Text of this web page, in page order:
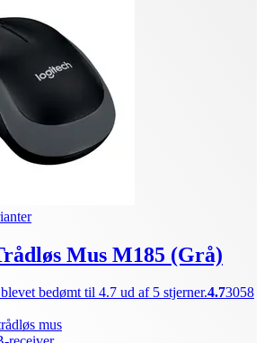
Mus M185 (Grå)
bedømt til 4.7 ud af 5 stjerner.4.73058
mus